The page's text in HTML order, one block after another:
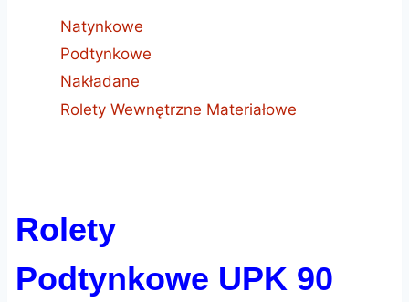
Natynkowe
Podtynkowe
Nakładane
Rolety Wewnętrzne Materiałowe
Rolety
Podtynkowe UPK 90